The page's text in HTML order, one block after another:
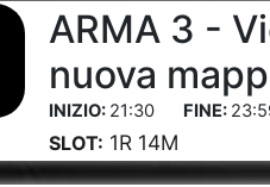
ARMA 3 -
nuova
21:30
SLOT: 1R 14M